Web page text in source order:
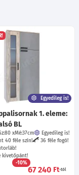
Egyedileg is!
1. eleme:
BL
Mé:37cm
Egyedileg is!
40 féle szín!
36 féle fogó!
kivetőpánt!
-10%
67 240 Ft-tól